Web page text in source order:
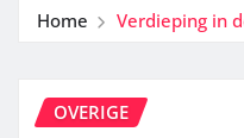
Home Verdieping in
OVERIGE